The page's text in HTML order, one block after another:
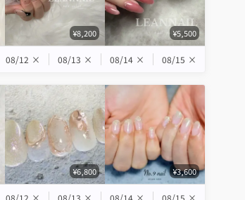
¥8,200 ¥5,500
08/12 × 08/13 × 08/14 × 08/15 ×
¥6,800 ¥3,600